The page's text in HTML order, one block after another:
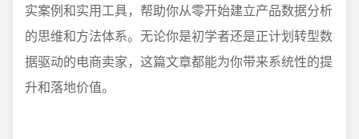
实案例和实用工具，帮助你从零开始建立产品数据分析
的思维和方法体系。无论你是初学者还是正计划转型数
据驱动的电商卖家，这篇文章都能为你带来系统性的提
升和落地价值。